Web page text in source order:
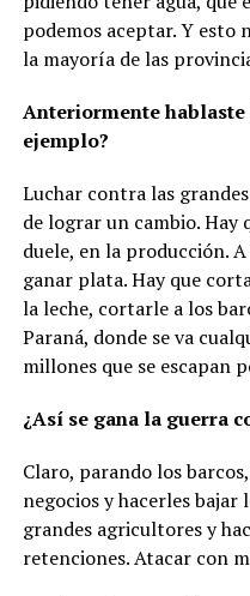
podemos aceptar. Y esto
la mayoría de las
Anteriormente hablaste
ejemplo?
Luchar contra las
de lograr un cambio. Hay
duele, en la producción.
ganar plata. Hay que
la leche, cortarle a los
Paraná, donde se va
millones que se escapan
¿Así se gana la guerra
Claro, parando los
negocios y hacerles bajar
grandes agricultores y
retenciones. Atacar con